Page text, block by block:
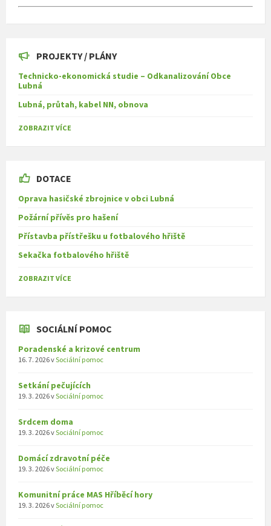
PROJEKTY / PLÁNY
Technicko-ekonomická studie – Odkanalizování Obce
Lubná
Lubná, průtah, kabel NN, obnova
ZOBRAZIT VÍCE
DOTACE
Oprava hasičské zbrojnice v obci Lubná
Požární přívěs pro hašení
Přístavba přístřešku u fotbalového hřiště
Sekačka fotbalového hřiště
ZOBRAZIT VÍCE
SOCIÁLNÍ POMOC
Poradenské a krizové centrum
16. 7. 2026vSociální pomoc
Setkání pečujících
19. 3. 2026vSociální pomoc
Srdcem doma
19. 3. 2026vSociální pomoc
Domácí zdravotní péče
19. 3. 2026vSociální pomoc
Komunitní práce MAS Hříběcí hory
19. 3. 2026vSociální pomoc